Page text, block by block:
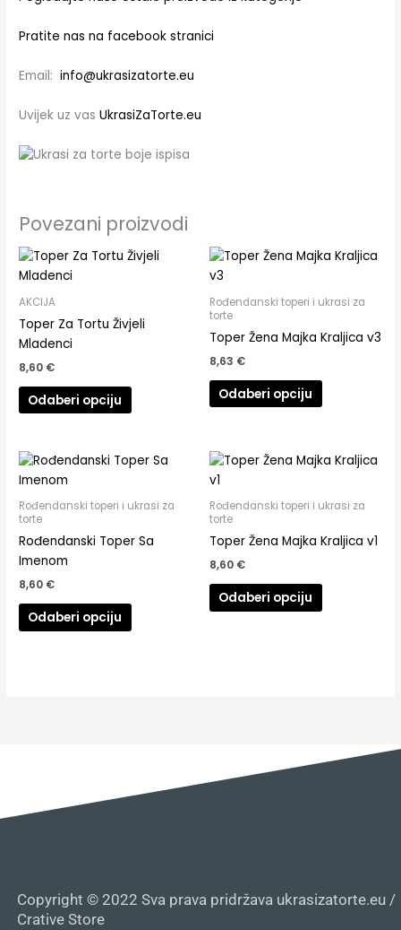
Pratite nas na facebook stranici
Email:info@ukrasizatorte.eu
Uvijek uz vasUkrasiZaTorte.eu
Povezani proizvodi
AKCIJA
Toper Za Tortu Živjeli
Mladenci
8,60 €
Odaberi opciju
Rođendanski toperi i ukrasi za
torte
Toper Žena Majka Kraljica v3
8,63 €
Odaberi opciju
Rođendanski toperi i ukrasi za
torte
Rođendanski Toper Sa
Imenom
8,60 €
Odaberi opciju
Rođendanski toperi i ukrasi za
torte
Toper Žena Majka Kraljica v1
8,60 €
Odaberi opciju
Copyright © 2022 Sva prava pridržava ukrasizatorte.eu /
Crative Store